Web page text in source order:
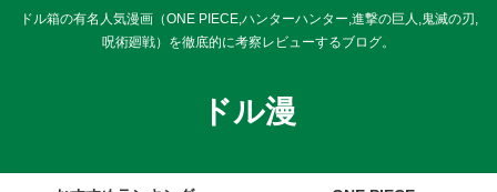
ドル箱の有名人気漫画（ONE PIECE,ハンターハンター,進撃の巨人,鬼滅の刃,
呪術廻戦）を徹底的に考察レビューするブログ。
ドル漫